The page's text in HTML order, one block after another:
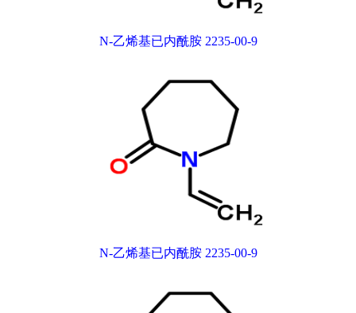
N-乙烯基已内酰胺 2235-00-9
N-乙烯基已内酰胺 2235-00-9